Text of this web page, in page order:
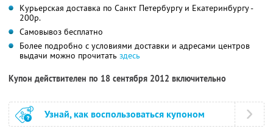
Курьерская доставка по Санкт Петербургу и Екатеринбургу -
200р.
Самовывоз бесплатно
Более подробно с условиями доставки и адресами центров
выдачи можно прочитать здесь
Купон действителен по 18 сентября 2012 включительно
Узнай, как воспользоваться купоном